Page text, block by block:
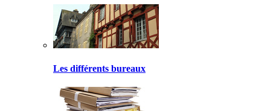
Les différents bureaux